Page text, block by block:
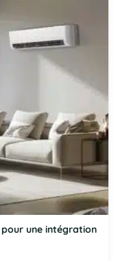
une intégration